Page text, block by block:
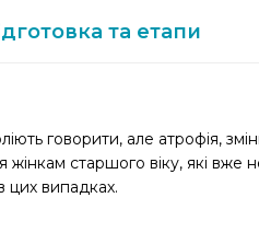
та етапи
говорити, але атрофія,
жінкам старшого віку, які вже
цих випадках.